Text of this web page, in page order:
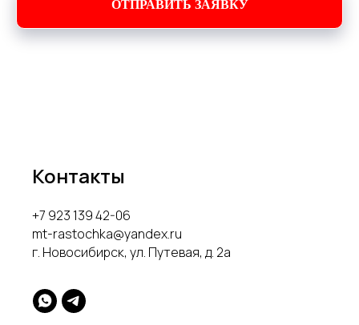
ОТПРАВИТЬ ЗАЯВКУ
Контакты
+7 923 139 42-06
mt-rastochka@yandex.ru
г. Новосибирск, ул. Путевая, д. 2а